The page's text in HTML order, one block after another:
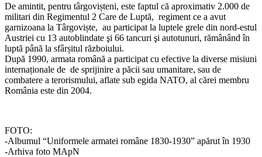
De amintit, pentru târgovișteni, este faptul că aproximativ 2.000 de
militari din Regimentul 2 Care de Luptă, regiment ce a avut
garnizoana la Târgoviște, au participat la luptele grele din nord-estul
Austriei cu 13 autoblindate şi 66 tancuri şi autotunuri, rămânând în
luptă până la sfârșitul războiului.
După 1990, armata română a participat cu efective la diverse misiuni
internaționale de de sprijinire a păcii sau umanitare, sau de
combatere a terorismului, aflate sub egida NATO, al cărei membru
România este din 2004.
FOTO:
-Albumul “Uniformele armatei române 1830-1930” apărut în 1930
-Arhiva foto MApN